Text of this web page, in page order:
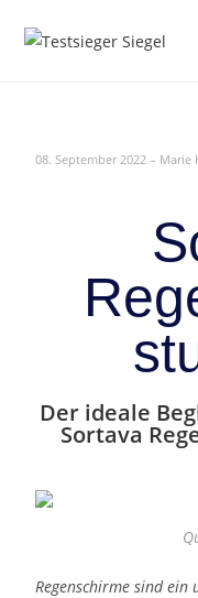
08. September 2022 – Marie
Der ideale
Sortava
Regenschirme sind ein